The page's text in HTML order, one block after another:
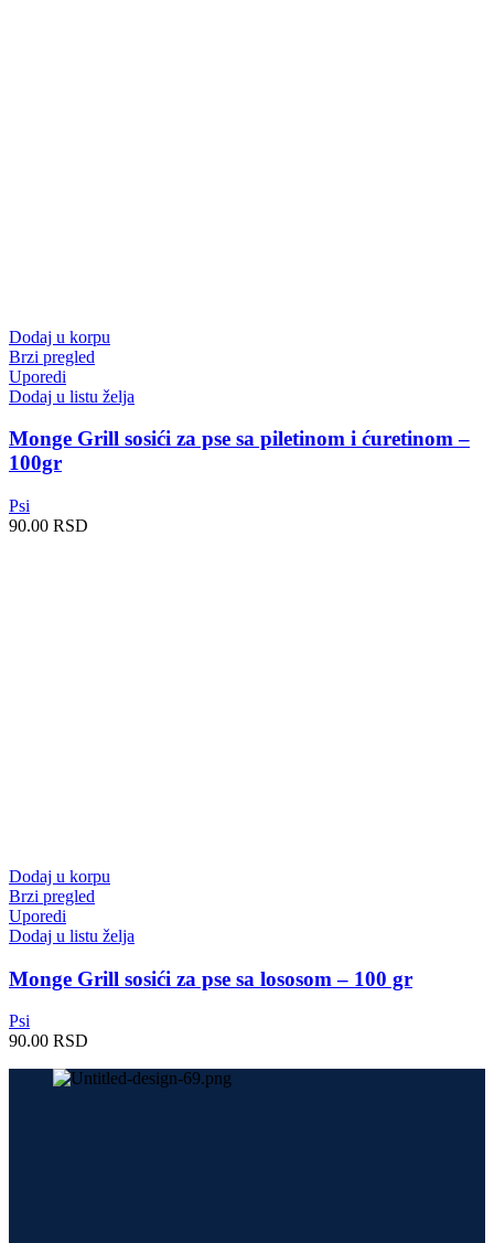
Dodaj u korpu
Brzi pregled
Uporedi
Dodaj u listu želja
Monge Grill sosići za pse sa piletinom i ćuretinom –
100gr
Psi
90.00 RSD
Dodaj u korpu
Brzi pregled
Uporedi
Dodaj u listu želja
Monge Grill sosići za pse sa lososom – 100 gr
Psi
90.00 RSD